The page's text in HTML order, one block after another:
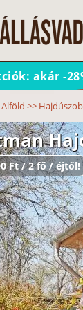
akár -
Alföld >>
Ft / 2 fő / éjtől!